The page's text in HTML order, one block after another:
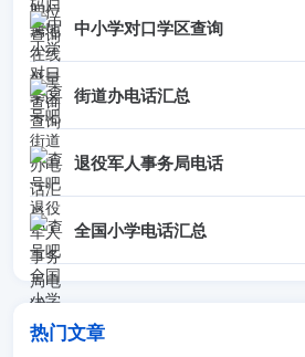
中小学对口学区查询
街道办电话汇总
退役军人事务局电话
全国小学电话汇总
热门文章